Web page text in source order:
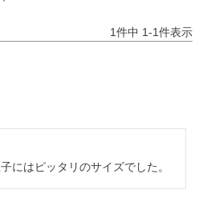
1件中 1-1件表示
にはピッタリのサイズでした。